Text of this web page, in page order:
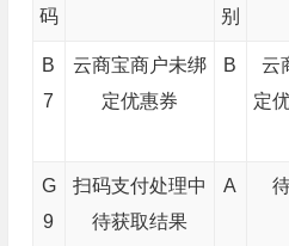
码
别
B
7
云商宝商户未绑
定优惠券
B
云
定
G
9
扫码支付处理中
待获取结果
A